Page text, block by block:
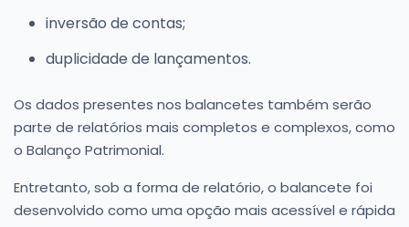
inversão de contas;
duplicidade de lançamentos.
Os dados presentes nos balancetes também serão
parte de relatórios mais completos e complexos, como
o Balanço Patrimonial.
Entretanto, sob a forma de relatório, o balancete foi
desenvolvido como uma opção mais acessível e rápida